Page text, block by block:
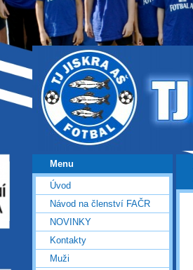
Menu
Úvod
Návod na členství FAČR
NOVINKY
Kontakty
Muži